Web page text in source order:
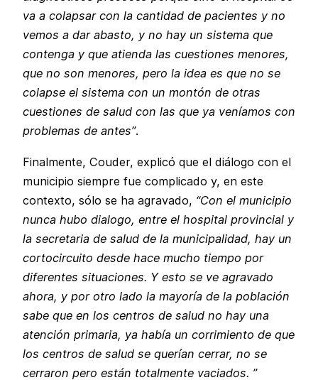
va a colapsar con la cantidad de pacientes y no
vemos a dar abasto, y no hay un sistema que
contenga y que atienda las cuestiones menores,
que no son menores, pero la idea es que no se
colapse el sistema con un montón de otras
cuestiones de salud con las que ya veníamos con
problemas de antes”.
Finalmente, Couder, explicó que el diálogo con el
municipio siempre fue complicado y, en este
contexto, sólo se ha agravado, “Con el municipio
nunca hubo dialogo, entre el hospital provincial y
la secretaria de salud de la municipalidad, hay un
cortocircuito desde hace mucho tiempo por
diferentes situaciones. Y esto se ve agravado
ahora, y por otro lado la mayoría de la población
sabe que en los centros de salud no hay una
atención primaria, ya había un corrimiento de que
los centros de salud se querían cerrar, no se
cerraron pero están totalmente vaciados. ”